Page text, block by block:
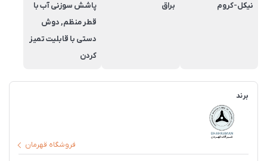
نیکل-کروم
براق
پاشش سوزنی آب با
قطر منظم, دوش
دستی با قابلیت تمیز
کردن
برند
فروشگاه قهرمان